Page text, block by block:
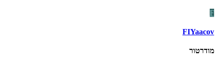
F
FIYaacov
מודרטור